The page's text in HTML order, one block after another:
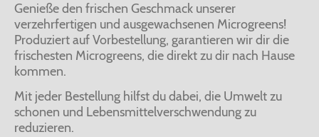
Genieße den frischen Geschmack unserer
verzehrfertigen und ausgewachsenen Microgreens!
Produziert auf Vorbestellung, garantieren wir dir die
frischesten Microgreens, die direkt zu dir nach Hause
kommen.
Mit jeder Bestellung hilfst du dabei, die Umwelt zu
schonen und Lebensmittelverschwendung zu
reduzieren.